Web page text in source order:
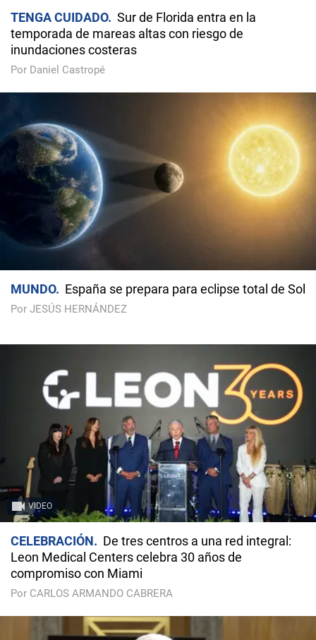
TENGA CUIDADO
Sur de Florida entra en la
temporada de mareas altas con riesgo de
inundaciones costeras
Por Daniel Castropé
MUNDO España se prepara para eclipse total de Sol
Por JESÚS HERNÁNDEZ
VIDEO
CELEBRACIÓN
De tres centros a una red integral:
Leon Medical Centers celebra 30 años de
compromiso con Miami
Por CARLOS ARMANDO CABRERA